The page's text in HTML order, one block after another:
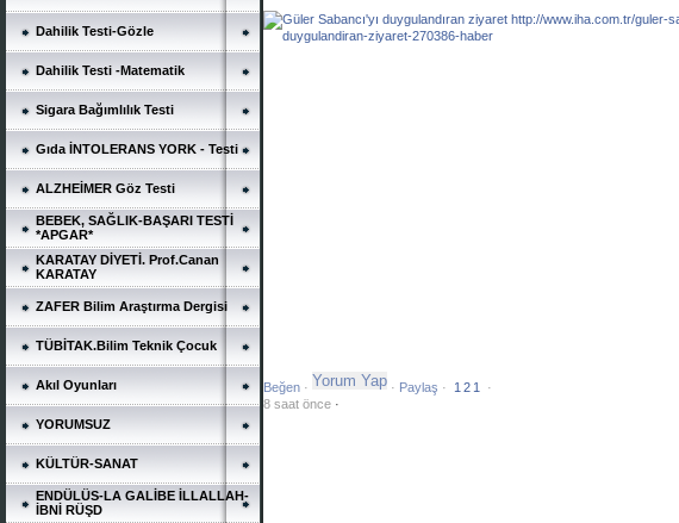
Dahilik Testi-Gözle
Dahilik Testi -Matematik
Sigara Bağımlılık Testi
Gıda İNTOLERANS YORK - Testi
ALZHEİMER Göz Testi
BEBEK, SAĞLIK-BAŞARI TESTİ
*APGAR*
KARATAY DİYETİ. Prof.Canan
KARATAY
ZAFER Bilim Araştırma Dergisi
TÜBİTAK.Bilim Teknik Çocuk
Akıl Oyunları
YORUMSUZ
KÜLTÜR-SANAT
ENDÜLÜS-LA GALİBE İLLALLAH-
İBNİ RÜŞD
Beğen · · Paylaş · 1 2 1
·
8 saat önce ·